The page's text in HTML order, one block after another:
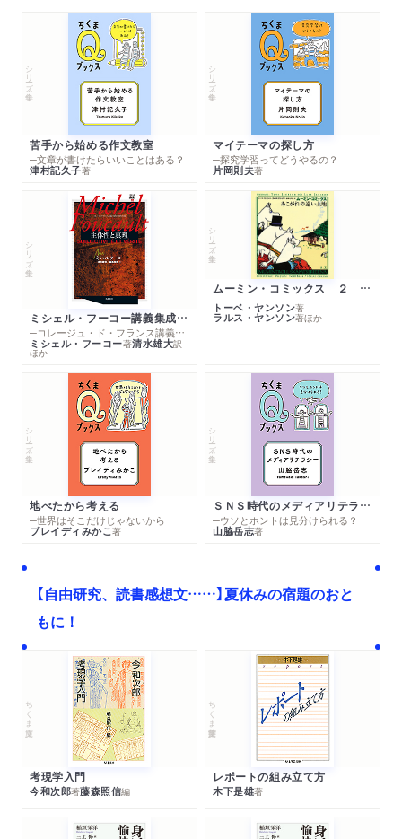
シリーズ・全集
苦手から始める作文教室
─文章が書けたらいいことはある？
津村記久子著
シリーズ・全集
マイテーマの探し方
─探究学習ってどうやるの？
片岡則夫著
シリーズ・全集
ミシェル・フーコー講義集成１０ 主体性と真理
─コレージュ・ド・フランス講義１９８０－１９８１年度
ミシェル・フーコー著清水雄大訳
ほか
シリーズ・全集
ムーミン・コミックス ２ あこがれの遠い土地
トーベ・ヤンソン著
ラルス・ヤンソン著ほか
シリーズ・全集
地べたから考える
─世界はそこだけじゃないから
ブレイディみかこ著
シリーズ・全集
ＳＮＳ時代のメディアリテラシー
─ウソとホントは見分けられる？
山脇岳志著
【自由研究、読書感想文……】夏休みの宿題のおと
もに！
ちくま文庫
考現学入門
今和次郎著藤森照信編
ちくま学芸文庫
レポートの組み立て方
木下是雄著